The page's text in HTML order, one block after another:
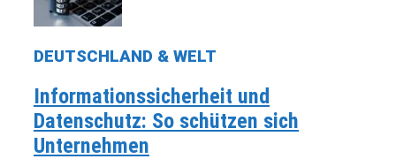
DEUTSCHLAND & WELT
Informationssicherheit und
Datenschutz: So schützen sich
Unternehmen